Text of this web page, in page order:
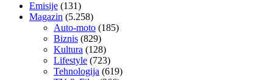
Emisije (131)
Magazin (5.258)
Auto-moto (185)
Biznis (829)
Kultura (128)
Lifestyle (723)
Tehnologija (619)